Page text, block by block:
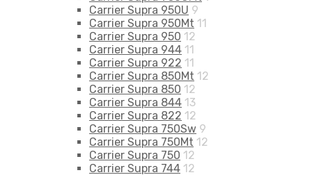
Carrier Supra 950U 9
Carrier Supra 950Mt 11
Carrier Supra 950 12
Carrier Supra 944 11
Carrier Supra 922 11
Carrier Supra 850Mt 12
Carrier Supra 850 12
Carrier Supra 844 13
Carrier Supra 822 12
Carrier Supra 750Sw 9
Carrier Supra 750Mt 12
Carrier Supra 750 12
Carrier Supra 744 12